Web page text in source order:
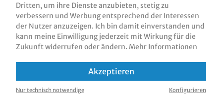
In den Warenkorb
Zum Merkzettel hinzufügen
Dritten, um ihre Dienste anzubieten, stetig zu
verbessern und Werbung entsprechend der Interessen
der Nutzer anzuzeigen. Ich bin damit einverstanden und
kann meine Einwilligung jederzeit mit Wirkung für die
Zukunft widerrufen oder ändern. Mehr Informationen
Akzeptieren
Nur technisch notwendige Konfigurieren